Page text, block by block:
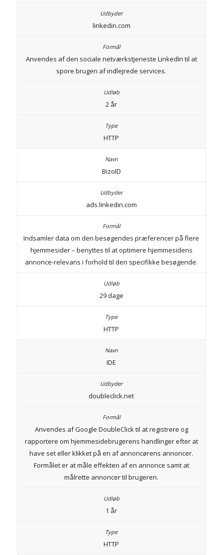
linkedin.com
Anvendes af den sociale netværkstjeneste LinkedIn til at
spore brugen af indlejrede services.
2 år
HTTP
BizoID
ads.linkedin.com
Indsamler data om den besøgendes præferencer på flere
hjemmesider – benyttes til at optimere hjemmesidens
annonce-relevans i forhold til den specifikke besøgende.
29 dage
HTTP
IDE
doubleclick.net
Anvendes af Google DoubleClick til at registrere og
rapportere om hjemmesidebrugerens handlinger efter at
have set eller klikket på en af annoncørens annoncer.
Formålet er at måle effekten af en annonce samt at
målrette annoncer til brugeren.
1 år
HTTP